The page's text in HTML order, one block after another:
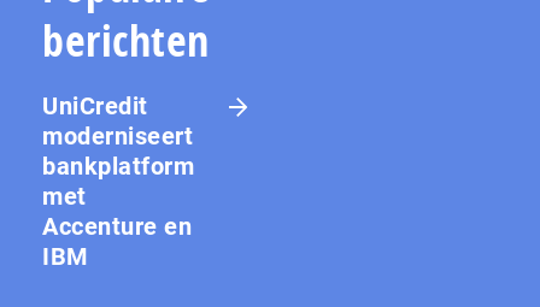
berichten
UniCredit
moderniseert
bankplatform
met
Accenture en
IBM